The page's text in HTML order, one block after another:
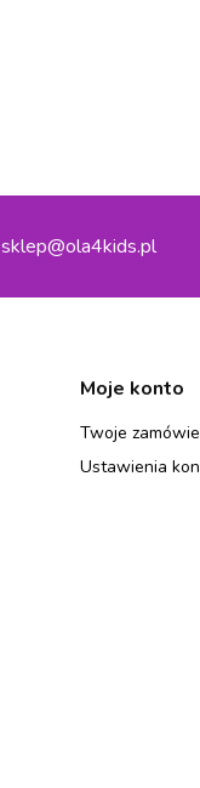
sklep@ola4kids.pl
Moje konto
Twoje
Ustawienia